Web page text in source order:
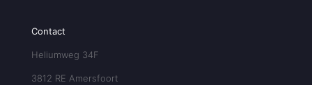
Contact
Heliumweg 34F
3812 RE Amersfoort